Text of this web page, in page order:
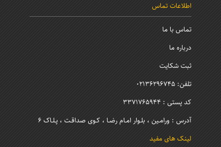
اطلاعات تماس
تماس با ما
درباره ما
ثبت شکایت
تلفن: 02136296745
کد پستی : 3371765944
آدرس : ورامـین ، بلـوار امـام رضـا ، کـوی صداقـت ، پـلـاک 6
لینک های مفید